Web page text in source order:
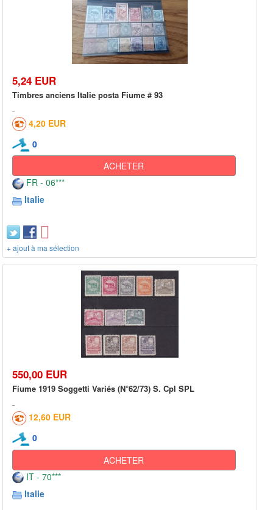
5,24 EUR
Timbres anciens Italie posta Fiume # 93
4,20 EUR
0
ACHETER
FR - 06***
Italie
+ ajout à ma sélection
550,00 EUR
Fiume 1919 Soggetti Variés (N°62/73) S. Cpl SPL
12,60 EUR
0
ACHETER
IT - 70***
Italie